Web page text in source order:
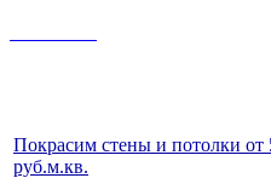
Покрасим стены и потолки от
руб.м.кв.